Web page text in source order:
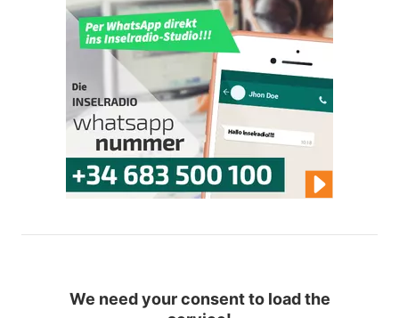
We need your consent to load the